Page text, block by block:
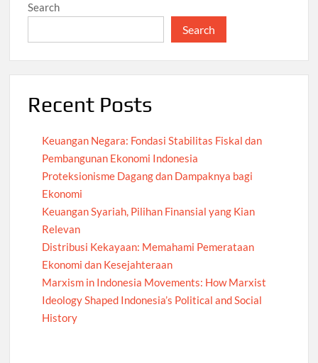
Search
Search
Recent Posts
Keuangan Negara: Fondasi Stabilitas Fiskal dan
Pembangunan Ekonomi Indonesia
Proteksionisme Dagang dan Dampaknya bagi
Ekonomi
Keuangan Syariah, Pilihan Finansial yang Kian
Relevan
Distribusi Kekayaan: Memahami Pemerataan
Ekonomi dan Kesejahteraan
Marxism in Indonesia Movements: How Marxist
Ideology Shaped Indonesia’s Political and Social
History